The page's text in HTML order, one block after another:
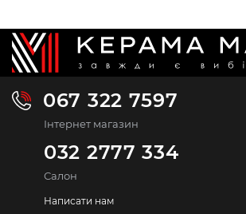
067 322 7597
Інтернет магазин
032 2777 334
Салон
Написати нам